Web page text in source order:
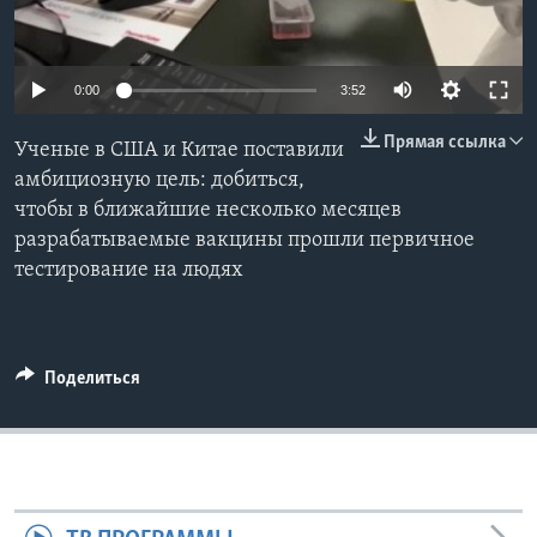
Learning English
СОЦИАЛЬНЫЕ СЕТИ
Языки
0:00 3:52
Прямая ссылка
Ученые в США и Китае поставили
амбициозную цель: добиться,
чтобы в ближайшие несколько месяцев
разрабатываемые вакцины прошли первичное
тестирование на людях
Поделиться